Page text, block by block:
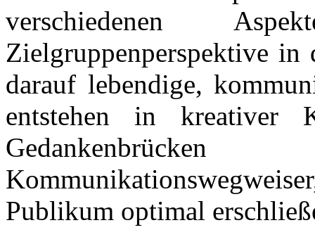
verschiedenen
Zielgruppenperspektive in
darauf lebendige,
entstehen in kreativer
Publikum optimal